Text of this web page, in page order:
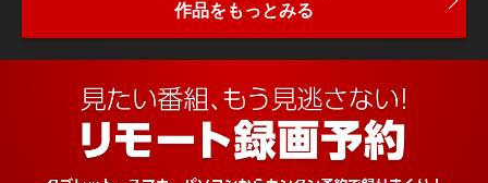
作品をもっとみる